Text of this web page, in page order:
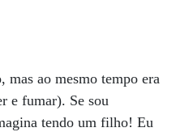
mas ao mesmo tempo era
e fumar). Se sou
tendo um filho! Eu